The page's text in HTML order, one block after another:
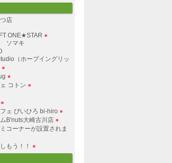
店
ONE★STAR ●
ソマキ
（ホープイングリッ
●
●
コトン ●
●
ェ びいひろ bi-hiro ●
B'nuts大崎古川店 ●
コーナーが設置されま
もう！！
●